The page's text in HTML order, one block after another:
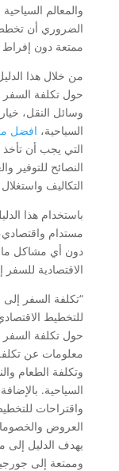
والمعالم
الضروري أن
ممتعة دون إفراط
من خلال هذا
حول تكلفة السفر
وسائل النقل،
السياحية، افضل
التي يجب أن تأخذ
النصائح للتوفير
التكاليف
باستخدام هذا
مستدام
دون أي مشاكل
الاقتصادية للسفر
“تكلفة السفر
للتخطيط
حول تكلفة السفر
معلومات عن تكلفة
وتكلفة الطعام
السياحية.
واقتراحات
العروض
يهدف الدليل
وممتعة إلى